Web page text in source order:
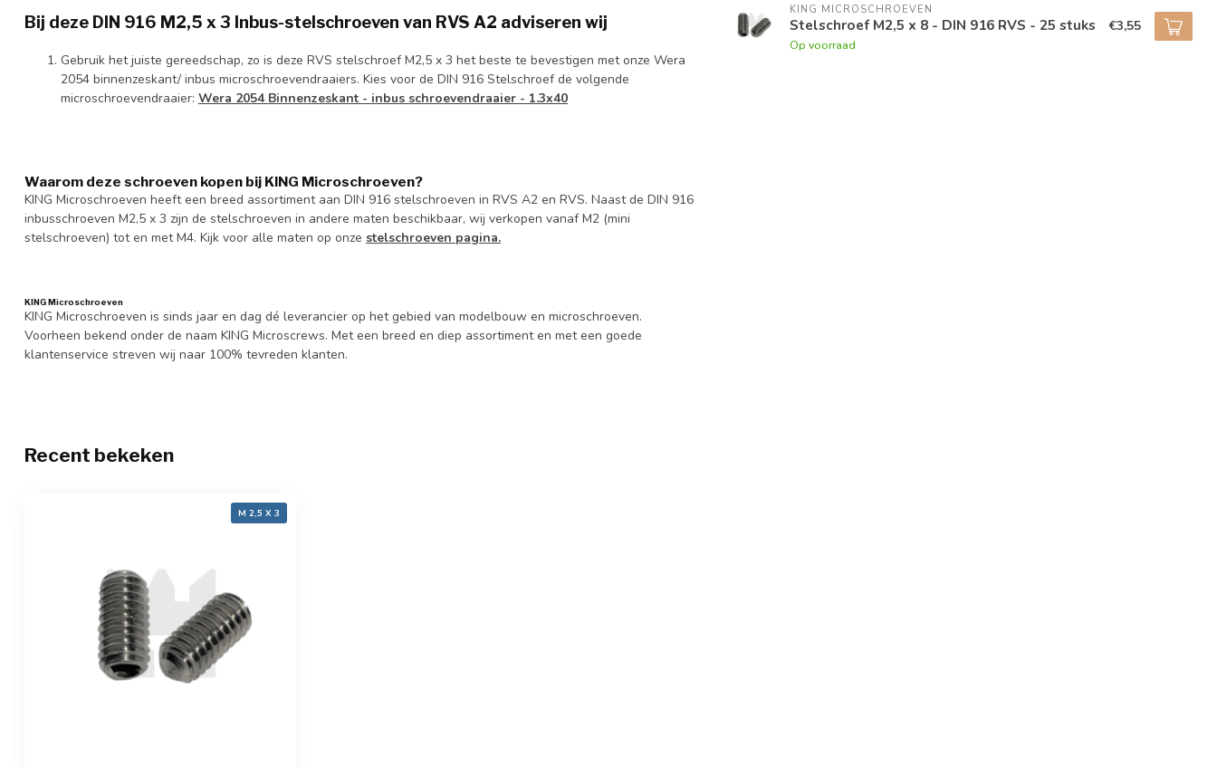
Bij deze DIN 916 M2,5 x 3 Inbus-stelschroeven van RVS A2 adviseren wij
Gebruik het juiste gereedschap, zo is deze RVS stelschroef M2,5 x 3 het beste te bevestigen met onze Wera
2054 binnenzeskant/ inbus microschroevendraaiers. Kies voor de DIN 916 Stelschroef de volgende
microschroevendraaier: Wera 2054 Binnenzeskant - inbus schroevendraaier - 1.3x40
Waarom deze schroeven kopen bij KING Microschroeven?
KING Microschroeven heeft een breed assortiment aan DIN 916 stelschroeven in RVS A2 en RVS. Naast de DIN 916
inbusschroeven M2,5 x 3 zijn de stelschroeven in andere maten beschikbaar, wij verkopen vanaf M2 (mini
stelschroeven) tot en met M4. Kijk voor alle maten op onze stelschroeven pagina.
KING Microschroeven
KING Microschroeven is sinds jaar en dag dé leverancier op het gebied van modelbouw en microschroeven.
Voorheen bekend onder de naam KING Microscrews. Met een breed en diep assortiment en met een goede
klantenservice streven wij naar 100% tevreden klanten.
KING MICROSCHROEVEN
Stelschroef M2,5 x 8 - DIN 916 RVS - 25 stuks
Op voorraad
€3,55
Recent bekeken
M 2,5 X 3